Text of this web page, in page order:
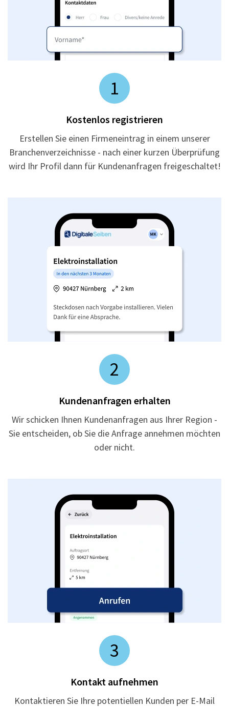
1
Kostenlos registrieren
Erstellen Sie einen Firmeneintrag in einem unserer
Branchenverzeichnisse - nach einer kurzen Überprüfung
wird Ihr Profil dann für Kundenanfragen freigeschaltet!
2
Kundenanfragen erhalten
Wir schicken Ihnen Kundenanfragen aus Ihrer Region -
Sie entscheiden, ob Sie die Anfrage annehmen möchten
oder nicht.
3
Kontakt aufnehmen
Kontaktieren Sie Ihre potentiellen Kunden per E-Mail